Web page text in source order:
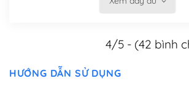
Việc của bạn là đăng ký một tên miền
Có thể tùy biến trên website WordPress
– Thân thiện với công cụ tìm kiếm
4/5 - (42 bình
HƯỚNG DẪN SỬ DỤNG